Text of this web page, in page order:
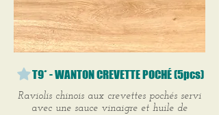
T9* - WANTON CREVETTE POCHÉ (5pcs)
Raviolis chinois aux crevettes pochés servi
avec une sauce vinaigre et huile de